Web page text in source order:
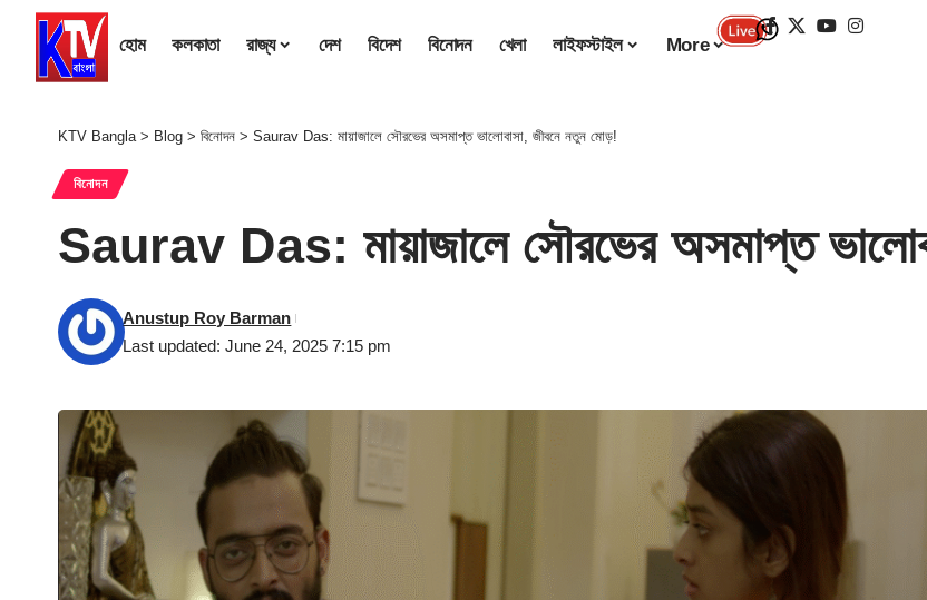
হোম কলকাতা রাজ্য দেশ বিদেশ বিনোদন খেলা লাইফস্টাইল More
KTV Bangla> Blog > বিনোদন > Saurav Das: মায়াজালে সৌরভের অসমাপ্ত ভালোবাসা, জীবনে নতুন মোড়!
বিনোদন
Saurav Das: মায়াজালে সৌরভের অসমাপ্ত
Last updated: June 24, 2025 7:15 pm
Anustup Roy Barman